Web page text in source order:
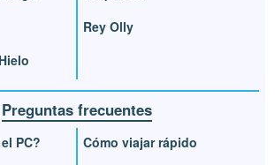
Rey Olly
Preguntas frecuentes
PC?
Cómo viajar rápido